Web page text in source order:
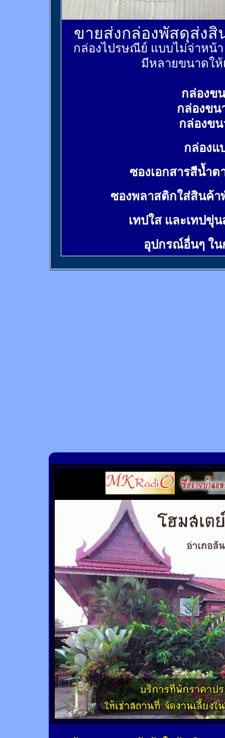
ขายส่งกล่องพัสดุส่ง
กล่องไปรษณีย์ แบบไม่จ่าหน้
มีหลายขนาดให้
กล่องข
กล่องขน
กล่องข
กล่องแ
ซองเอกสารสีน้ำต
ซองพลาสติกใส่สินค้า
เทปใส และเทปขุ่
อุปกรณ์อื่นๆ ใ